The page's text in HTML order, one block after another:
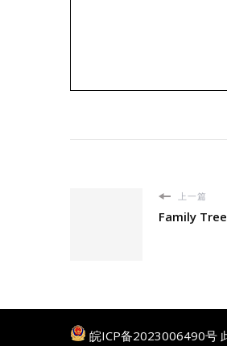
上一篇
Family
皖ICP备2023006490号